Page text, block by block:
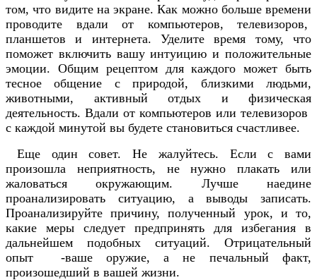
том, что видите на экране. Как можно больше времени
проводите вдали от компьютеров, телевизоров,
планшетов и интернета. Уделите время тому, что
поможет включить вашу интуицию и положительные
эмоции. Общим рецептом для каждого может быть
тесное общение с природой, близкими людьми,
животными, активный отдых и физическая
деятельность. Вдали от компьютеров или телевизоров
с каждой минутой вы будете становиться счастливее.
Еще один совет. Не жалуйтесь. Если с вами
произошла неприятность, не нужно плакать или
жаловаться окружающим. Лучше наедине
проанализировать ситуацию, а выводы записать.
Проанализируйте причину, полученный урок, и то,
какие меры следует предпринять для избегания в
дальнейшем подобных ситуаций. Отрицательный
опыт -ваше оружие, а не печальный факт,
произошедший в вашей жизни.